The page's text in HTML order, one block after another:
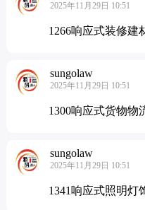
2025年11月29日 10:51
1266响应式装修建
sungolaw
2025年11月29日 10:51
1300响应式货物物
sungolaw
2025年11月29日 10:51
1341响应式照明灯